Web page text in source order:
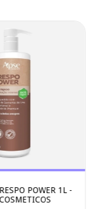
POWER 1L -